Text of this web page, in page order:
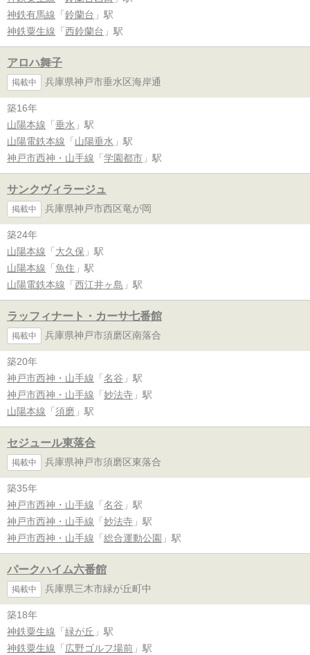
神鉄有馬線 「 鈴蘭台 」駅
神鉄粟生線 「 西鈴蘭台 」駅
アロハ舞子
掲載中 兵庫県神戸市垂水区海岸通
築16年
山陽本線 「 垂水 」駅
山陽電鉄本線 「 山陽垂水 」駅
神戸市西神・山手線 「 学園都市 」駅
サンクヴィラージュ
掲載中 兵庫県神戸市西区竜が岡
築24年
山陽本線 「 大久保 」駅
山陽本線 「 魚住 」駅
山陽電鉄本線 「 西江井ヶ島 」駅
ラッフィナート・カーサ七番館
掲載中 兵庫県神戸市須磨区南落合
築20年
神戸市西神・山手線 「 名谷 」駅
神戸市西神・山手線 「 妙法寺 」駅
山陽本線 「 須磨 」駅
セジュール東落合
掲載中 兵庫県神戸市須磨区東落合
築35年
神戸市西神・山手線 「 名谷 」駅
神戸市西神・山手線 「 妙法寺 」駅
神戸市西神・山手線 「 総合運動公園 」駅
パークハイム六番館
掲載中 兵庫県三木市緑が丘町中
築18年
神鉄粟生線 「 緑が丘 」駅
神鉄粟生線 「 広野ゴルフ場前 」駅